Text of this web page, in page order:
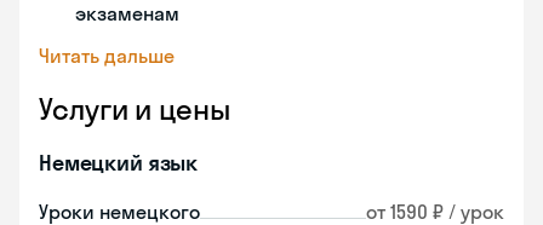
экзаменам
Читать дальше
Услуги и цены
Немецкий язык
Уроки немецкого от 1590 ₽ / урок